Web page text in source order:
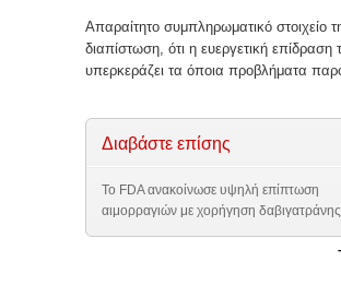
Απαραίτητο συμπληρωματικό στοιχείο
διαπίστωση, ότι η ευεργετική
υπερκεράζει τα όποια προβλήματα
Διαβάστε επίσης
Το FDA ανακοίνωσε υψηλή επίπτωση
αιμορραγιών με χορήγηση δαβιγατράνης